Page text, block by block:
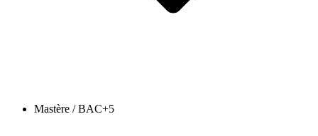
Mastère / BAC+5